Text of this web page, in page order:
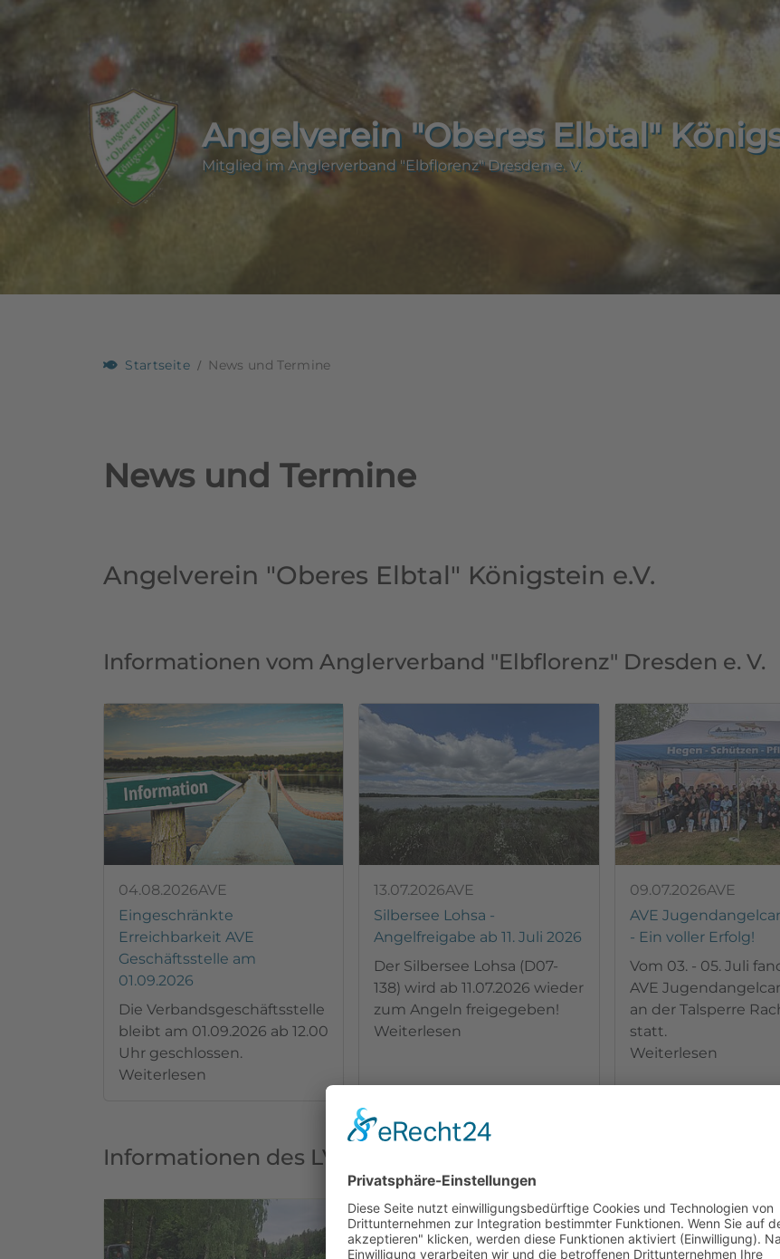
Angelverein "Oberes Elbtal"
Mitglied im Anglerverband "Elbflorenz" Dresden e. V.
Startseite News und Termine
News und Termine
Angelverein "Oberes Elbtal" Königstein e.V.
Informationen vom Anglerverband "Elbflorenz" Dresden e. V.
04.08.2026AVE
Eingeschränkte
Erreichbarkeit AVE
Geschäftsstelle am
01.09.2026
Die Verbandsgeschäftsstelle
bleibt am 01.09.2026 ab 12.00
Uhr geschlossen.
Weiterlesen
13.07.2026AVE
Silbersee Lohsa -
Angelfreigabe ab 11. Juli 2026
Der Silbersee Lohsa (D07-
138) wird ab 11.07.2026 wieder
zum Angeln freigegeben!
Weiterlesen
09.07.2026AVE
AVE
- Ein voller Erfolg!
Vom 03. - 05. Juli
AVE
an der Talsperre
statt.
Weiterlesen
Informationen des LVSA